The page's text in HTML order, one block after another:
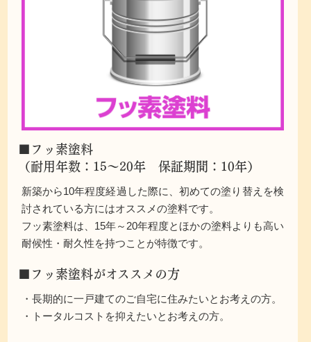
■フッ素塗料
（耐用年数：15～20年 保証期間：10年）
新築から10年程度経過した際に、初めての塗り替えを検
討されている方にはオススメの塗料です。
フッ素塗料は、15年～20年程度とほかの塗料よりも高い
耐候性・耐久性を持つことが特徴です。
■フッ素塗料がオススメの方
・長期的に一戸建てのご自宅に住みたいとお考えの方。
・トータルコストを抑えたいとお考えの方。